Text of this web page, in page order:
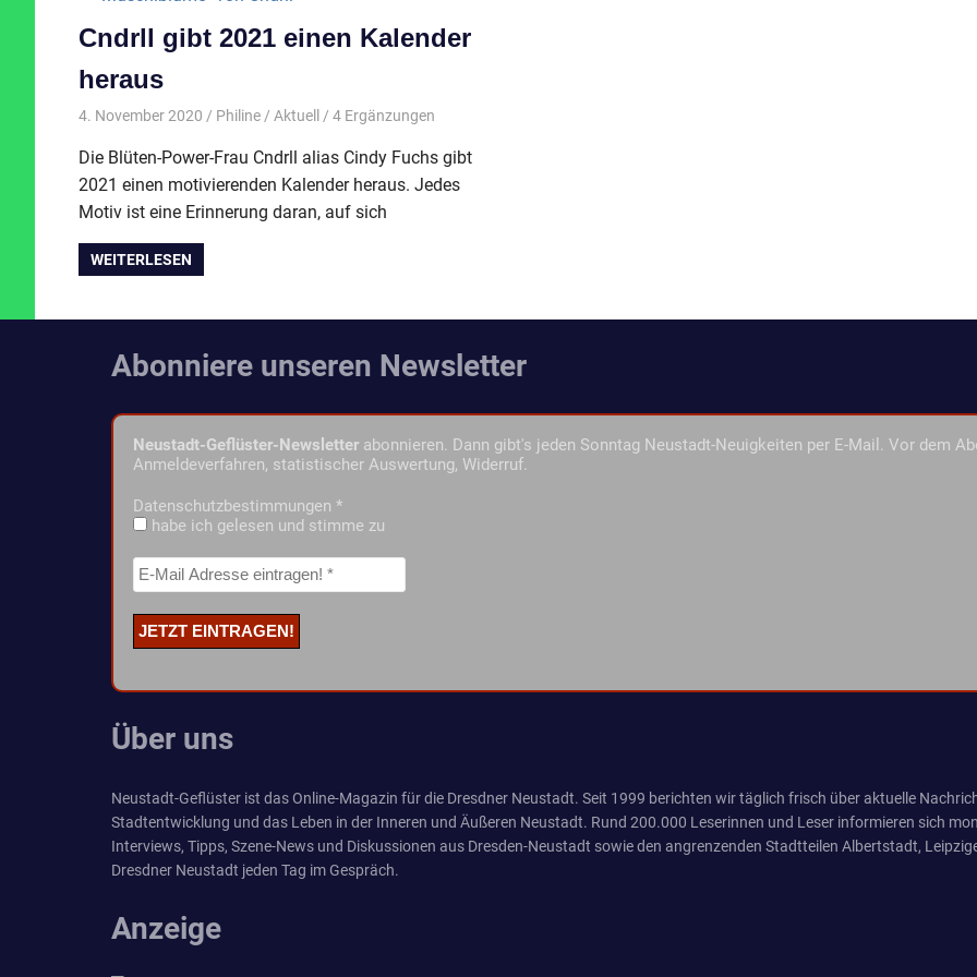
Cndrll gibt 2021 einen Kalender
heraus
4. November 2020 Philine Aktuell / 4 Ergänzungen
Die Blüten-Power-Frau Cndrll alias Cindy Fuchs gibt
2021 einen motivierenden Kalender heraus. Jedes
Motiv ist eine Erinnerung daran, auf sich
WEITERLESEN
Abonniere unseren Newsletter
Neustadt-Geflüster-Newsletter abonnieren. Dann gibt's jeden Sonntag Neustadt-Neuigkeiten per E-Mail. Vor dem
Anmeldeverfahren, statistischer Auswertung, Widerruf.
Datenschutzbestimmungen *
habe ich gelesen und stimme zu
Über uns
Neustadt-Geflüster ist das Online-Magazin für die Dresdner Neustadt. Seit 1999 berichten wir täglich frisch über aktuelle
Stadtentwicklung und das Leben in der Inneren und Äußeren Neustadt. Rund 200.000 Leserinnen und Leser informieren sich
Interviews, Tipps, Szene-News und Diskussionen aus Dresden-Neustadt sowie den angrenzenden Stadtteilen Albertstadt,
Dresdner Neustadt jeden Tag im Gespräch.
Anzeige